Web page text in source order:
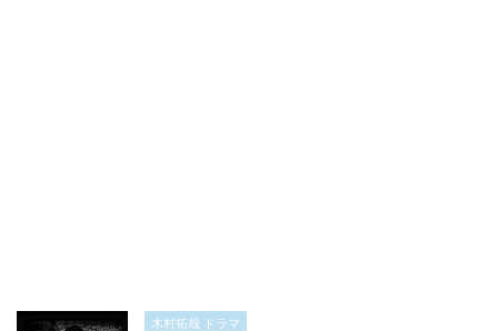
木村拓哉 ドラマ